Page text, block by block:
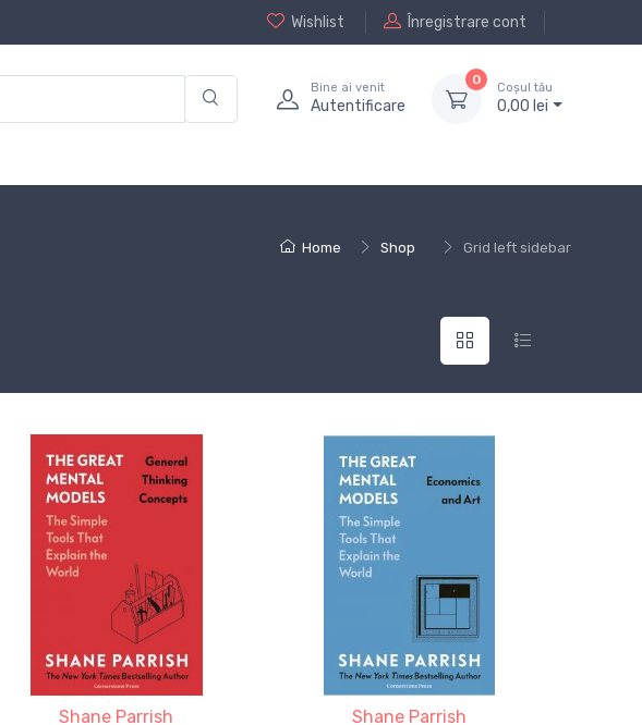
Wishlist Înregistrare cont
Bine ai venit
Autentificare
0
Coșul tău
0,00 lei
Home Shop Grid left sidebar
Shane Parrish Shane Parrish